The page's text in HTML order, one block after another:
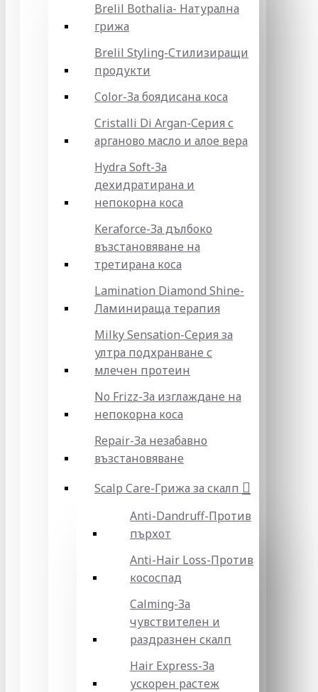
Brelil Bothalia- Натурална
грижа
Brelil Styling-Стилизиращи
продукти
Color-За боядисана коса
Cristalli Di Argan-Серия с
арганово масло и алое вера
Hydra Soft-За
дехидратирана и
непокорна коса
Keraforce-За дълбоко
възстановяване на
третирана коса
Lamination Diamond Shine-
Ламинираща терапия
Milky Sensation-Серия за
ултра подхранване с
млечен протеин
No Frizz-За изглаждане на
непокорна коса
Repair-За незабавно
възстановяване
Scalp Care-Грижа за скалп
Anti-Dandruff-Против
пърхот
Anti-Hair Loss-Против
кососпад
Calming-За
чувствителен и
раздразнен скалп
Hair Express-За
ускорен растеж